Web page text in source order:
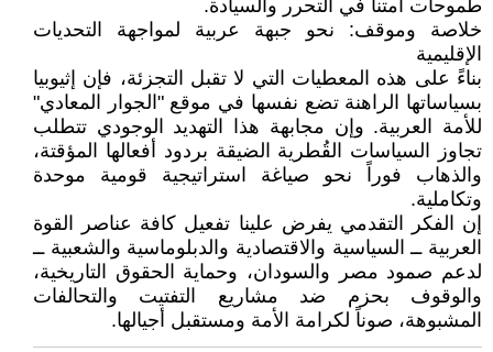
طموحات أمتنا في التحرر والسيادة.
​خلاصة وموقف: نحو جبهة عربية لمواجهة التحديات
الإقليمية
​بناءً على هذه المعطيات التي لا تقبل التجزئة، فإن إثيوبيا
بسياساتها الراهنة تضع نفسها في موقع "الجوار المعادي"
للأمة العربية. وإن مجابهة هذا التهديد الوجودي تتطلب
تجاوز السياسات القُطرية الضيقة بردود أفعالها المؤقتة،
والذهاب فوراً نحو صياغة استراتيجية قومية موحدة
وتكاملية.
إن الفكر التقدمي يفرض علينا تفعيل كافة عناصر القوة
العربية ــ السياسية والاقتصادية والدبلوماسية والشعبية ــ
لدعم صمود مصر والسودان، وحماية الحقوق التاريخية،
والوقوف بحزم ضد مشاريع التفتيت والتحالفات
المشبوهة، صوناً لكرامة الأمة ومستقبل أجيالها.